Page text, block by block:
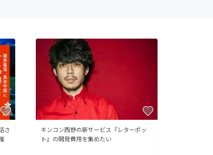
さ
キンコン西野の新サービス『レターポッ
ト』の開発費用を集めたい